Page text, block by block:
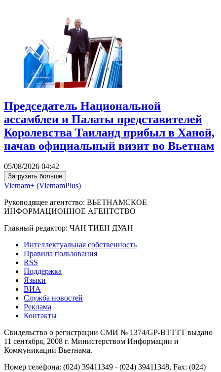
Председатель Национальной
ассамблеи и Палаты представителей
Королевства Таиланд прибыл в Ханой,
начав официальный визит во Вьетнам
05/08/2026 04:42
Загрузить больше
Vietnam+ (VietnamPlus)
Руководящее агентство: ВЬЕТНАМСКОЕ
ИНФОРМАЦИОННОЕ АГЕНТСТВО
Главный редактор: ЧАН ТИЕН ДУАН
Интеллектуальная собственность
Правила пользования
RSS
Поддержка
Языки
ВИА
Служба новостей
Реклама
Контакты
Свидельство о регистрации СМИ № 1374/GP-BTTTT выдано
11 сентября, 2008 г. Министерством Информации и
Коммуникаций Вьетнама.
Номер телефона: (024) 39411349 - (024) 39411348, Fax: (024)